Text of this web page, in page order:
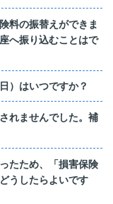
料の振替えができま
へ振り込むことはで
）はいつですか？
れませんでした。補
たため、「損害保険
うしたらよいです